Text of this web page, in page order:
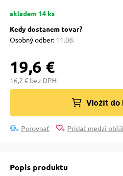
mačky
podložky
skladem 14 ks
Kedy dostanem tovar?
Osobný odber: 11.08.
19,6 €
16,2 € bez DPH
Vložit do
Porovnať Pridať medzi
Popis produktu